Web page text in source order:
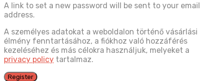
A link to set a new password will be sent to your email
address.
A személyes adatokat a weboldalon történő vásárlási
élmény fenntartásához, a fiókhoz való hozzáférés
kezeléséhez és más célokra használjuk, melyeket a
privacy policy tartalmaz.
Register